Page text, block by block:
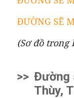
ĐƯỜNG SẼ
(Sơ đồ
>> Đường
Thùy,